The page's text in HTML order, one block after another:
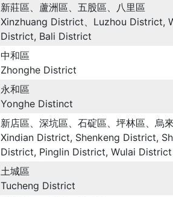
新莊區、蘆洲區、五股區、八里區
Xinzhuang District、Luzhou District,
District, Bali District
中和區
Zhonghe District
永和區
Yonghe Distinct
新店區、深坑區、石碇區、坪林區、烏
Xindian District, Shenkeng District,
District, Pinglin District, Wulai District
土城區
Tucheng District